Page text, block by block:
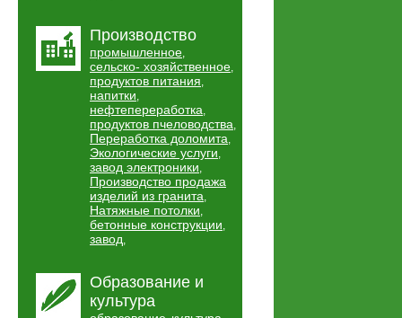
Производство
промышленное,
сельско- хозяйственное,
продуктов питания,
напитки,
нефтепереработка,
продуктов пчеловодства,
Переработка доломита,
Экологические услуги,
завод электроники,
Производство продажа
изделий из гранита,
Натяжные потолки,
бетонные конструкции,
завод,
Образование и
культура